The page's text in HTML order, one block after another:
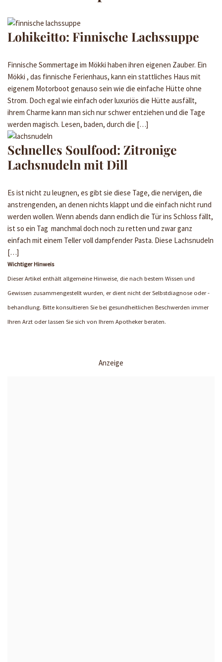
Lohikeitto: Finnische Lachssuppe
Finnische Sommertage im Mökki haben ihren eigenen Zauber. Ein
Mökki , das finnische Ferienhaus, kann ein stattliches Haus mit
eigenem Motorboot genauso sein wie die einfache Hütte ohne
Strom. Doch egal wie einfach oder luxuriös die Hütte ausfällt,
ihrem Charme kann man sich nur schwer entziehen und die Tage
werden magisch. Lesen, baden, durch die […]
Schnelles Soulfood: Zitronige
Lachsnudeln mit Dill
Es ist nicht zu leugnen, es gibt sie diese Tage, die nervigen, die
anstrengenden, an denen nichts klappt und die einfach nicht rund
werden wollen. Wenn abends dann endlich die Tür ins Schloss fällt,
ist so ein Tag manchmal doch noch zu retten und zwar ganz
einfach mit einem Teller voll dampfender Pasta. Diese Lachsnudeln
[…]
Wichtiger Hinweis
Dieser Artikel enthält allgemeine Hinweise, die nach bestem Wissen und
Gewissen zusammengestellt wurden, er dient nicht der Selbstdiagnose oder -
behandlung. Bitte konsultieren Sie bei gesundheitlichen Beschwerden immer
Ihren Arzt oder lassen Sie sich von Ihrem Apotheker beraten.
Anzeige